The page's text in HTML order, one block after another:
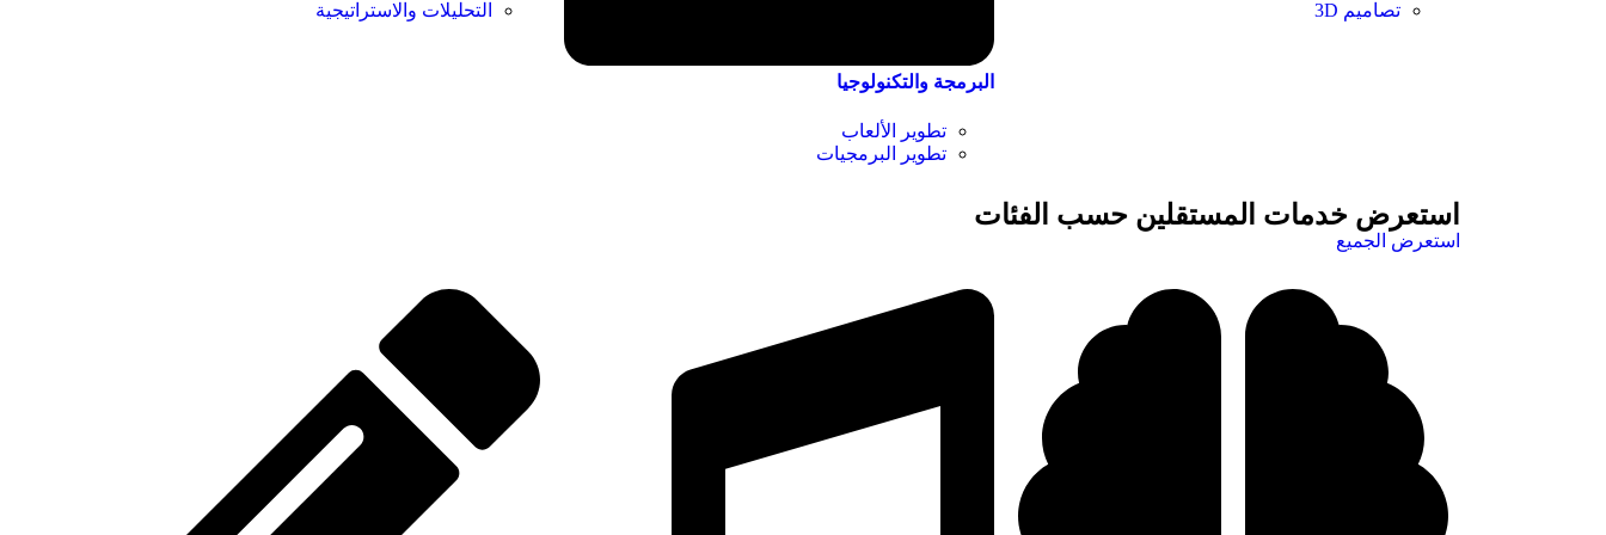
تصاميم 3D
البرمجة والتكنولوجيا
تطوير الألعاب
تطوير البرمجيات
التحليلات والاستراتيجية
استعرض خدمات المستقلين حسب الفئات
استعرض الجميع